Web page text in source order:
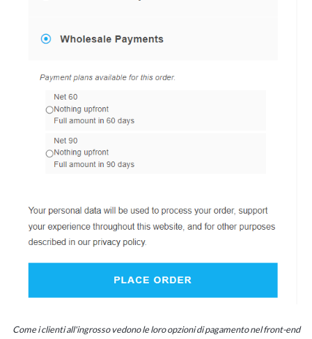
Come i clienti all'ingrosso vedono le loro opzioni di pagamento nel front-end